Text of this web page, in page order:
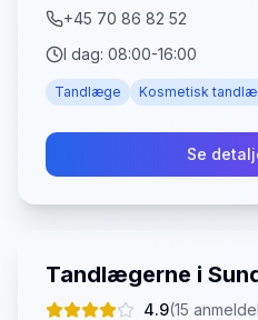
+45 70 86 82 52
I dag: 08:00-16:00
Tandlæge Kosmetisk
Se
Tandlægerne i
4.9(15